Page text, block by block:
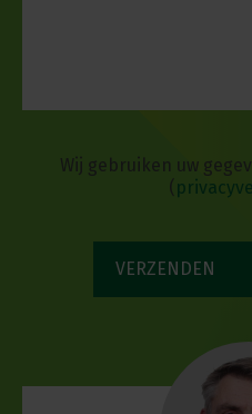
Wij gebruiken uw
(
VERZENDEN